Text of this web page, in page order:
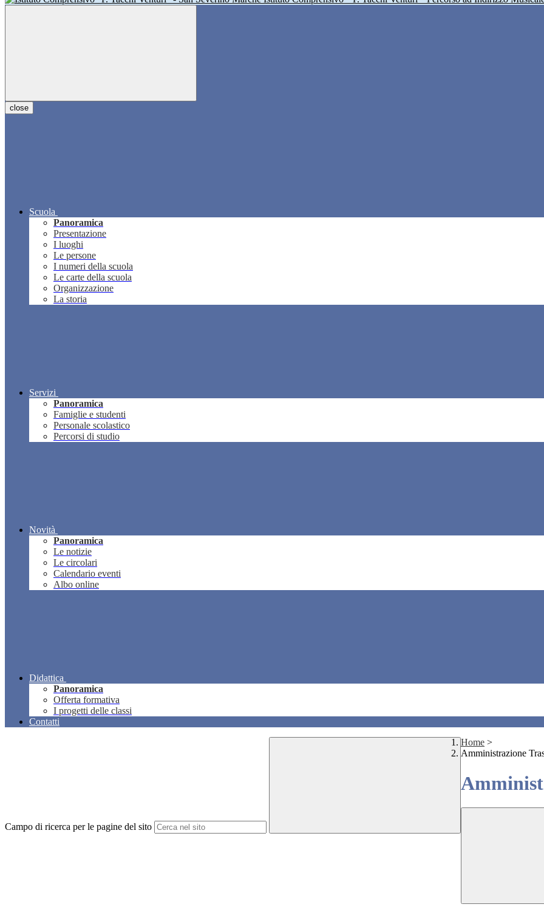
close
Scuola
Panoramica
Presentazione
I luoghi
Le persone
I numeri della scuola
Le carte della scuola
Organizzazione
La storia
Servizi
Panoramica
Famiglie e studenti
Personale scolastico
Percorsi di studio
Novità
Panoramica
Le notizie
Le circolari
Calendario eventi
Albo online
Didattica
Panoramica
Offerta formativa
I progetti delle classi
Contatti
Campo di ricerca per le pagine del sito
Home >
Amministrazione